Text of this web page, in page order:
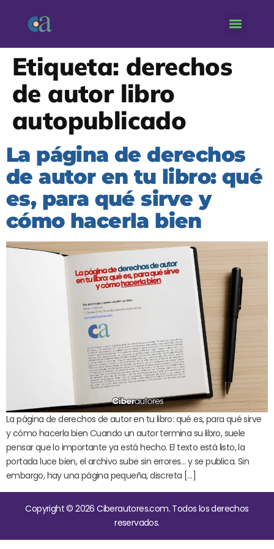
Etiqueta: derechos
de autor libro
autopublicado
La página de derechos
de autor en tu libro: qué
es, para qué sirve y
cómo hacerla bien
La página de derechos de autor en tu libro: qué es, para qué sirve
y cómo hacerla bien Cuando un autor termina su libro, suele
pensar que lo importante ya está hecho. El texto está listo, la
portada luce bien, el archivo sube sin errores… y se publica. Sin
embargo, hay una página pequeña, discreta […]
Copyright © 2026 Ciberautores.com. Todos los derechos
reservados.